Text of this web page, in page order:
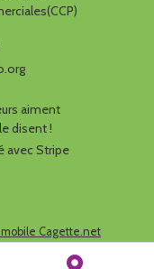
aiment
disent !
avec Stripe
Cagette.net
par la SCOP Alilo